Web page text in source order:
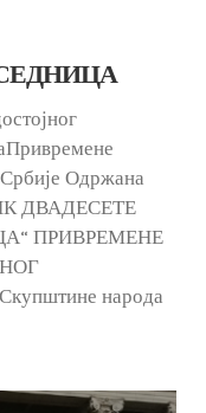
Одржана
ДВАДЕСЕТЕ
ПРИВРЕМЕНЕ
народа